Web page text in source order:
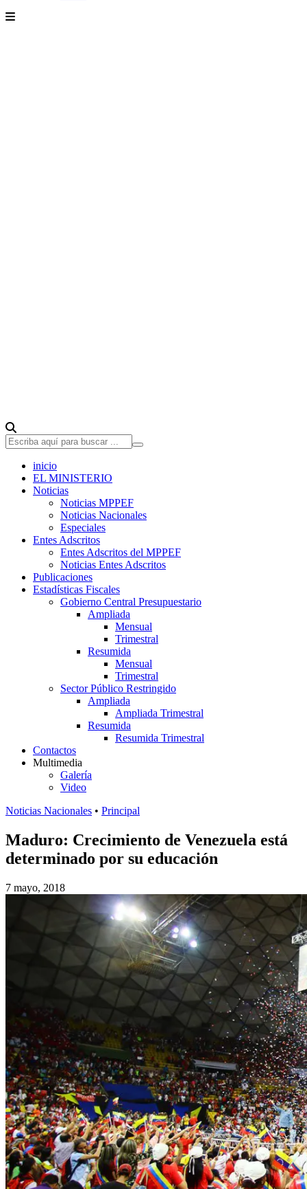
inicio
EL MINISTERIO
Noticias
Noticias MPPEF
Noticias Nacionales
Especiales
Entes Adscritos
Entes Adscritos del MPPEF
Noticias Entes Adscritos
Publicaciones
Estadísticas Fiscales
Gobierno Central Presupuestario
Ampliada
Mensual
Trimestral
Resumida
Mensual
Trimestral
Sector Público Restringido
Ampliada
Ampliada Trimestral
Resumida
Resumida Trimestral
Contactos
Multimedia
Galería
Video
Noticias Nacionales • Principal
Maduro: Crecimiento de Venezuela está
determinado por su educación
7 mayo, 2018